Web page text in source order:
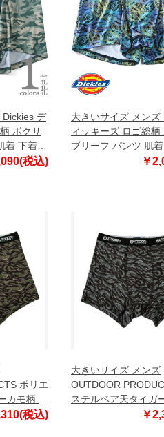
Dickies デ
ボクサ
着 下着
税込)
大きいサイズ メンズ
ィッキーズ ロゴ総柄
ブリーフ パンツ 肌
￥
ポリエ
カモ柄 ボ
×カーキ
税込)
大きいサイズ メンズ
OUTDOOR
ステルベア天タイガ
クサーパンツ ブラ
￥